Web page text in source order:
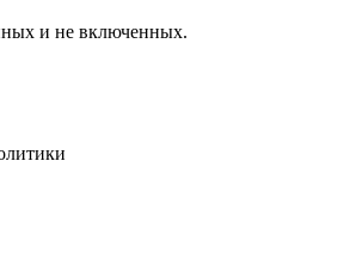
и не включенных.